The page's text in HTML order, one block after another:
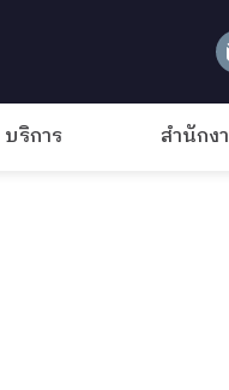
ริการ สำนักง